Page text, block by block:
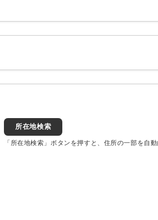
所在地検索
「所在地検索」ボタンを押すと、住所の一部を自動